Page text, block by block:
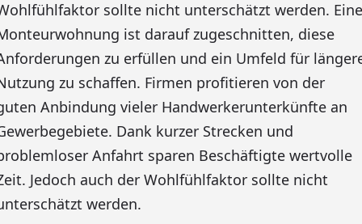
sollte nicht unterschätzt werden. Eine
ist darauf zugeschnitten, diese
zu erfüllen und ein Umfeld für
zu schaffen. Firmen profitieren von der
Anbindung vieler Handwerkerunterkünfte an
Dank kurzer Strecken und
Anfahrt sparen Beschäftigte wertvolle
Jedoch auch der Wohlfühlfaktor sollte nicht
werden.